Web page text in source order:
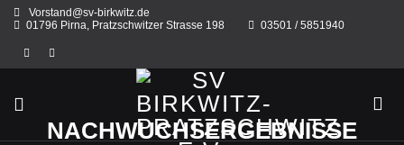
Skip
Vorstand@sv-birkwitz.de
01796 Pirna, Pratzschwitzer Strasse 198
03501 / 5851940
NACHWUCHSERGEBNISSE